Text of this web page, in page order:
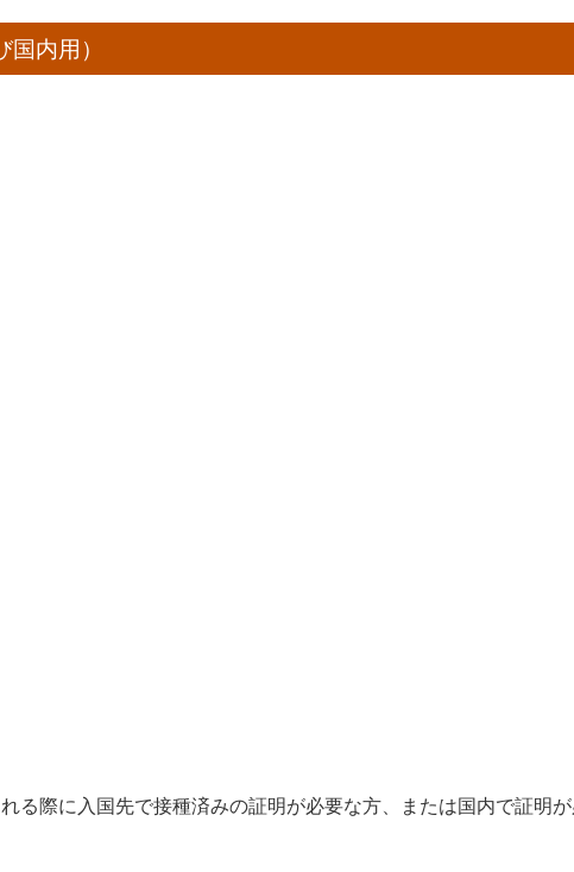
内用）
る際に入国先で接種済みの証明が必要な方、または国内で証明